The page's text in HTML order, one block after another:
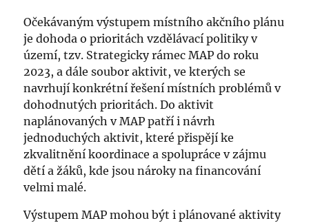
Očekávaným výstupem místního akčního plánu
je dohoda o prioritách vzdělávací politiky v
území, tzv. Strategicky rámec MAP do roku
2023, a dále soubor aktivit, ve kterých se
navrhují konkrétní řešení místních problémů v
dohodnutých prioritách. Do aktivit
naplánovaných v MAP patří i návrh
jednoduchých aktivit, které přispějí ke
zkvalitnění koordinace a spolupráce v zájmu
dětí a žáků, kde jsou nároky na financování
velmi malé.
Výstupem MAP mohou být i plánované aktivity